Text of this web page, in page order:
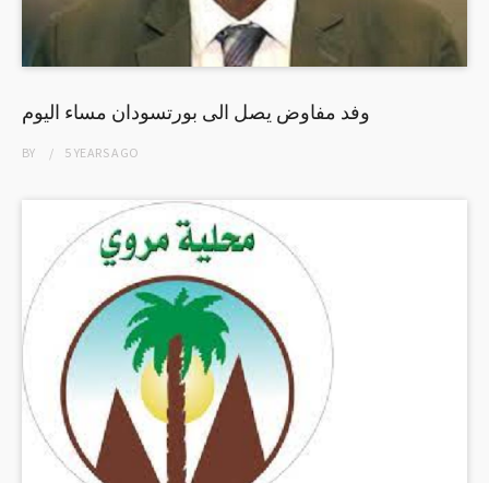
وفد مفاوض يصل الى بورتسودان مساء اليوم
BY 5 YEARSAGO